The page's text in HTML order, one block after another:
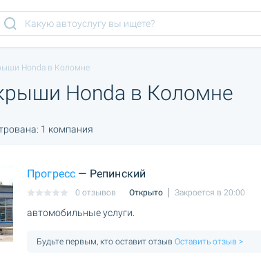
Honda в Коломне
Honda в Коломне
1 компания
Прогресс — Репинский
0 отзывов Открыто Закроется в 20:00
автомобильные услуги.
Будьте первым, кто оставит отзыв Оставить отзыв >